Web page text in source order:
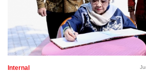
Internal